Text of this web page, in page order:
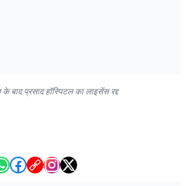
के बाद प्रसाद हॉस्पिटल का लाइसेंस रद्द